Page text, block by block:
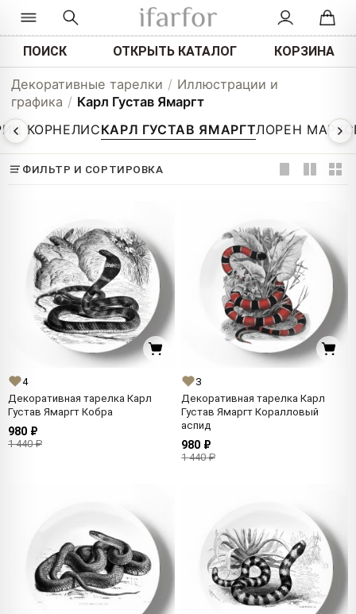
ПОИСК ОТКРЫТЬ КАТАЛОГ КОРЗИНА
Декоративные тарелки / Иллюстрации и
графика / Карл Густав Ямаргт
КОРНЕЛИСКАРЛ ГУСТАВ ЯМАРГТЛОРЕН МАРКС
ФИЛЬТР И СОРТИРОВКА
4
Декоративная тарелка Карл
Густав Ямаргт Кобра
980 ₽
1 440 ₽
3
Декоративная тарелка Карл
Густав Ямаргт Коралловый
аспид
980 ₽
1 440 ₽